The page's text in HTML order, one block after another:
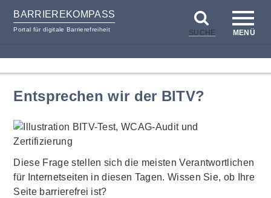
BARRIEREKOMPASS
Portal für digitale Barrierefreiheit SUCHE MENÜ
Entsprechen wir der BITV?
Diese Frage stellen sich die meisten Verantwortlichen
für Internetseiten in diesen Tagen. Wissen Sie, ob Ihre
Seite barrierefrei ist?